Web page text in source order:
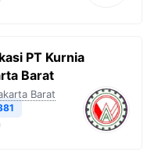
PT Kurnia
Barat
Barat